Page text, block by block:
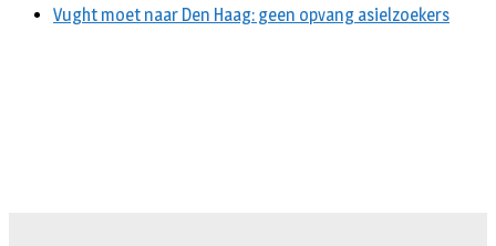
Vught moet naar Den Haag: geen opvang asielzoekers